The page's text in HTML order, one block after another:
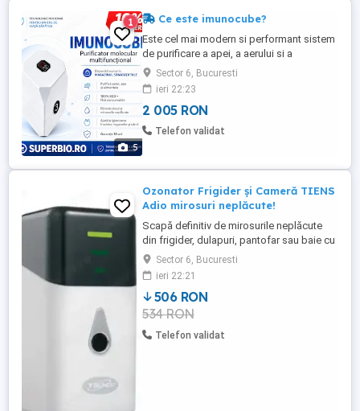
5
1 Ce este imunocube?
Este cel mai modern si performant sistem
de purificare a apei, a aerului si a
alimentelor la ora actuala, creste
imunitatea si fortifica sanatatea.
Anihileaza smogul, mirosuri urate, toxine,
metale grele, radicali liberi; Purifica apa,
elimina clorul din ea, o energizeaza si o
Sector 6, Bucuresti
ieri 22:23
2 005 RON
Telefon validat
Ozonator Frigider și Cameră TIENS
Adio mirosuri neplăcute!
Scapă definitiv de mirosurile neplăcute
din frigider, dulapuri, pantofar sau baie cu
Ozonatorul TIENS! Elimină bacterii și fungi
Păstrează alimentele proaspete mai mult
timp Simplu, portabil și economic
încărcare doar o dată pe lună! Folosește
puterea ozonului (O ) pentru un aer curat și
o casă ...
Sector 6, Bucuresti
ieri 22:21
506 RON
534 RON
Telefon validat